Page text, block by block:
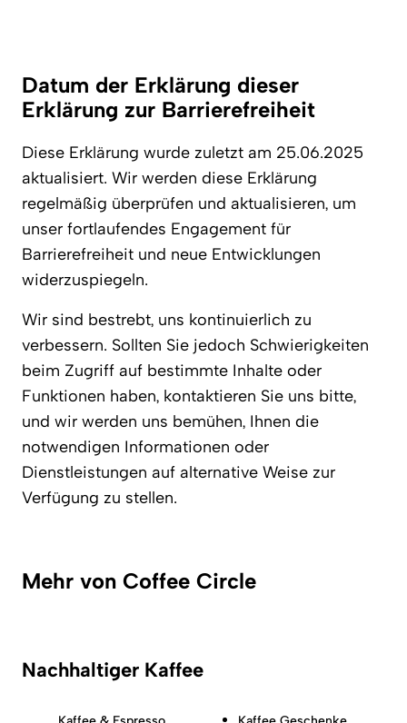
Datum der Erklärung dieser
Erklärung zur Barrierefreiheit
Diese Erklärung wurde zuletzt am 25.06.2025
aktualisiert. Wir werden diese Erklärung
regelmäßig überprüfen und aktualisieren, um
unser fortlaufendes Engagement für
Barrierefreiheit und neue Entwicklungen
widerzuspiegeln.
Wir sind bestrebt, uns kontinuierlich zu
verbessern. Sollten Sie jedoch Schwierigkeiten
beim Zugriff auf bestimmte Inhalte oder
Funktionen haben, kontaktieren Sie uns bitte,
und wir werden uns bemühen, Ihnen die
notwendigen Informationen oder
Dienstleistungen auf alternative Weise zur
Verfügung zu stellen.
Mehr von Coffee Circle
Nachhaltiger Kaffee